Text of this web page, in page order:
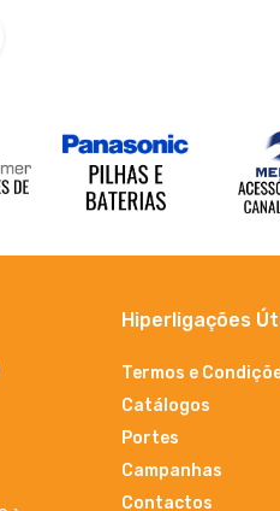
Hiperligações
Termos e
Catálogos
Portes
Campanhas
Contactos